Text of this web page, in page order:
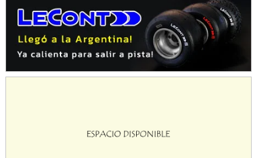
José Samuel Sánchez (Tierra)
Rufino (Santa Fe)
TUCUMANO - F5
El Timbó (Tucumán)